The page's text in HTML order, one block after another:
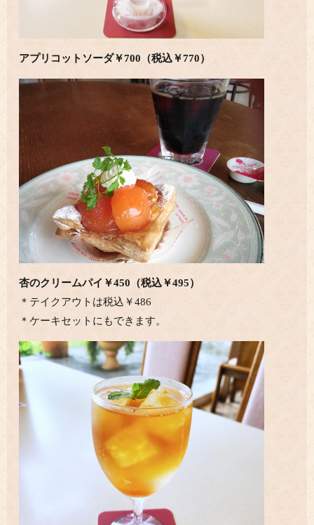
アプリコットソーダ￥700（税込￥770）
杏のクリームパイ￥450（税込￥495）
＊テイクアウトは税込￥486
＊ケーキセットにもできます。